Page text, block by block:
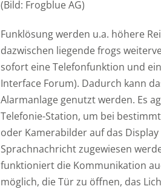
(Bild: Frogblue AG)
Funklösung werden u.a. höhere
dazwischen liegende frogs
sofort eine Telefonfunktion und
Interface Forum). Dadurch kann
Alarmanlage genutzt werden. Es
Telefonie-Station, um bei
oder Kamerabilder auf das
Sprachnachricht zugewiesen
funktioniert die Kommunikation
möglich, die Tür zu öffnen, das